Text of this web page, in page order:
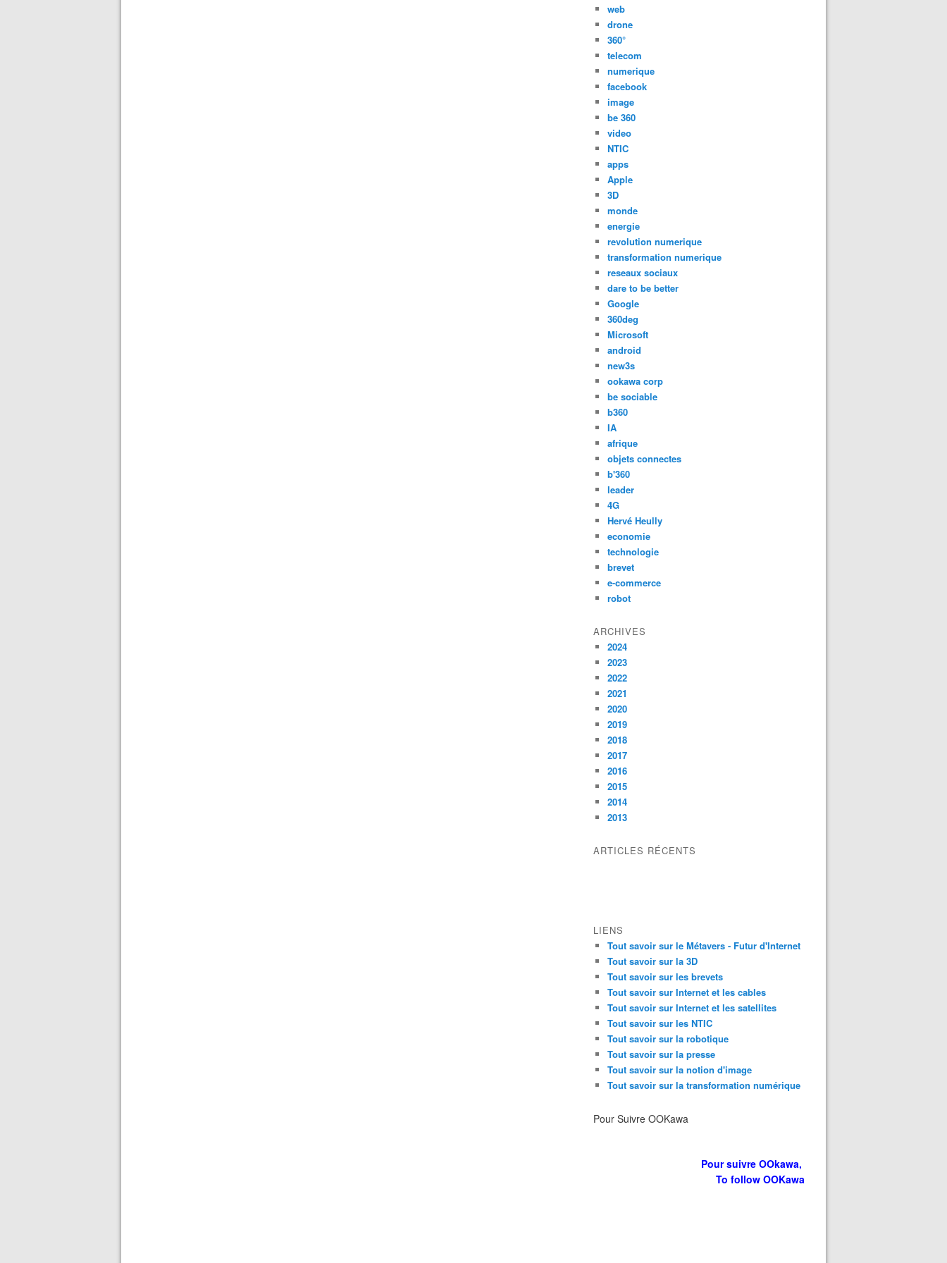
web
drone
360°
telecom
numerique
facebook
image
be 360
video
NTIC
apps
Apple
3D
monde
energie
revolution numerique
transformation numerique
reseaux sociaux
dare to be better
Google
360deg
Microsoft
android
new3s
ookawa corp
be sociable
b360
IA
afrique
objets connectes
b'360
leader
4G
Hervé Heully
economie
technologie
brevet
e-commerce
robot
ARCHIVES
2024
2023
2022
2021
2020
2019
2018
2017
2016
2015
2014
2013
ARTICLES RÉCENTS
LIENS
Tout savoir sur le Métavers - Futur d'Internet
Tout savoir sur la 3D
Tout savoir sur les brevets
Tout savoir sur Internet et les cables
Tout savoir sur Internet et les satellites
Tout savoir sur les NTIC
Tout savoir sur la robotique
Tout savoir sur la presse
Tout savoir sur la notion d'image
Tout savoir sur la transformation numérique
Pour Suivre OOKawa
Pour suivre OOkawa,
To follow OOKawa